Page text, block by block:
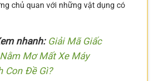
chủ quan với những vật dụng có
nhanh: Giải Mã Giấc
Mơ Mất Xe Máy
Con Đề Gì?